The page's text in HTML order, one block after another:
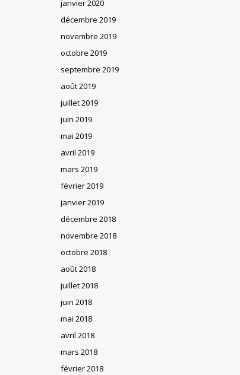
janvier 2020
décembre 2019
novembre 2019
octobre 2019
septembre 2019
août 2019
juillet 2019
juin 2019
mai 2019
avril 2019
mars 2019
février 2019
janvier 2019
décembre 2018
novembre 2018
octobre 2018
août 2018
juillet 2018
juin 2018
mai 2018
avril 2018
mars 2018
février 2018